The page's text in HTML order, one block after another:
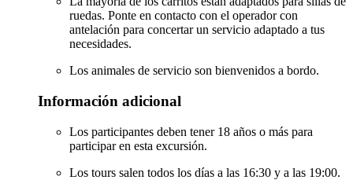
ruedas. Ponte en contacto con el operador con
antelación para concertar un servicio adaptado a tus
necesidades.
Los animales de servicio son bienvenidos a bordo.
Información adicional
Los participantes deben tener 18 años o más para
participar en esta excursión.
Los tours salen todos los días a las 16:30 y a las 19:00.